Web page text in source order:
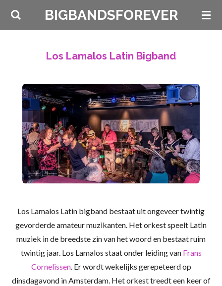
Ga
BIGBANDSFOREVER
Los Lamalos Latin Bigband
Los Lamalos Latin bigband bestaat uit ongeveer twintig
gevorderde amateur muzikanten. Het orkest speelt Latin
muziek in de breedste zin van het woord en bestaat ruim
twintig jaar. Los Lamalos staat onder leiding van Frans
Cornelissen. Er wordt wekelijks gerepeteerd op
dinsdagavond in Amsterdam. Het orkest treedt een keer of